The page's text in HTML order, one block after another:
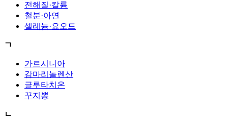
전해질·칼륨
철분·아연
셀레늄·요오드
ㄱ
가르시니아
감마리놀렌산
글루타치온
꾸지뽕
ㄴ